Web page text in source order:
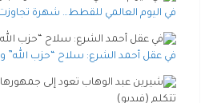
في اليوم العالمي للقطط… شهرة
في عقل أحمد الشرع: سلاح “حزب الله”